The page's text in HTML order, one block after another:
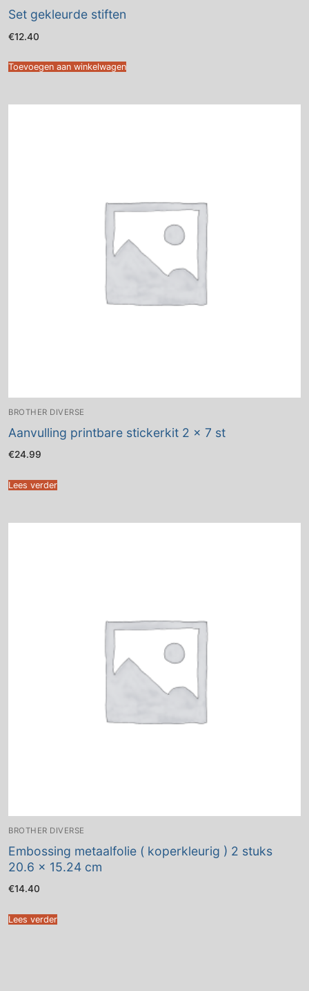
Set gekleurde stiften
€12.40
Toevoegen aan winkelwagen
BROTHER DIVERSE
Aanvulling printbare stickerkit 2 x 7 st
€24.99
Lees verder
BROTHER DIVERSE
Embossing metaalfolie ( koperkleurig ) 2 stuks
20.6 x 15.24 cm
€14.40
Lees verder